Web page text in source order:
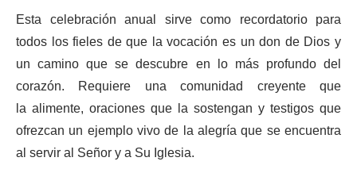
Esta celebración anual sirve como recordatorio para
todos los fieles de que la vocación es un don de Dios y
un camino que se descubre en lo más profundo del
corazón. Requiere una comunidad creyente que
la alimente, oraciones que la sostengan y testigos que
ofrezcan un ejemplo vivo de la alegría que se encuentra
al servir al Señor y a Su Iglesia.